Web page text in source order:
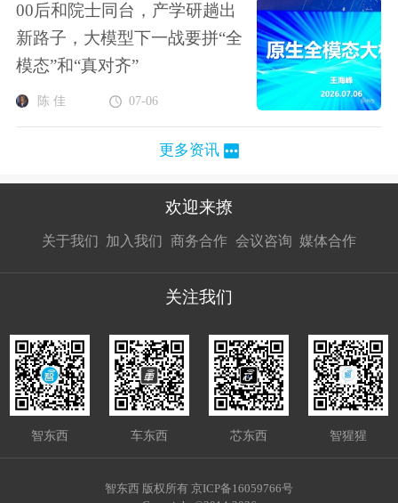
00后和院士同台，产学研趟出
新路子，大模型下一战要拼“全
模态”和“真对齐”
陈 佳 07-06
更多资讯
欢迎来撩
关于我们 加入我们
接扔简历
商务合作
接开聊
会议咨询 媒体合作
接开聊
关注我们
智东西 车东西 芯东西 智猩猩
智东西 版权所有 京ICP备16059766号